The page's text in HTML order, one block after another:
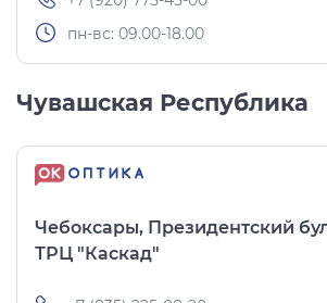
пн-вс: 09.00-18.00
Чувашская Республика
Чебоксары, Президентский
ТРЦ "Каскад"